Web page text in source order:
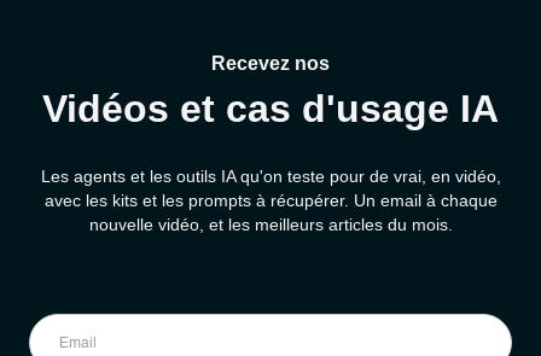
Recevez nos
Vidéos et cas d'usage IA
Les agents et les outils IA qu'on teste pour de vrai, en vidéo,
avec les kits et les prompts à récupérer. Un email à chaque
nouvelle vidéo, et les meilleurs articles du mois.